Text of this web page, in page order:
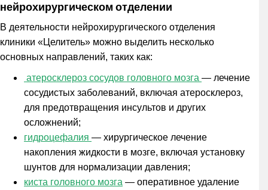
нейрохирургическом отделении
В деятельности нейрохирургического отделения
клиники «Целитель» можно выделить несколько
основных направлений, таких как:
атеросклероз сосудов головного мозга — лечение
сосудистых заболеваний, включая атеросклероз,
для предотвращения инсультов и других
осложнений;
гидроцефалия — хирургическое лечение
накопления жидкости в мозге, включая установку
шунтов для нормализации давления;
киста головного мозга — оперативное удаление